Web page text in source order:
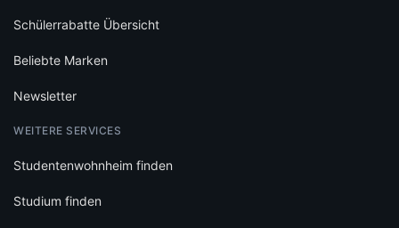
Schülerrabatte Übersicht
Beliebte Marken
Newsletter
WEITERE SERVICES
Studentenwohnheim finden
Studium finden